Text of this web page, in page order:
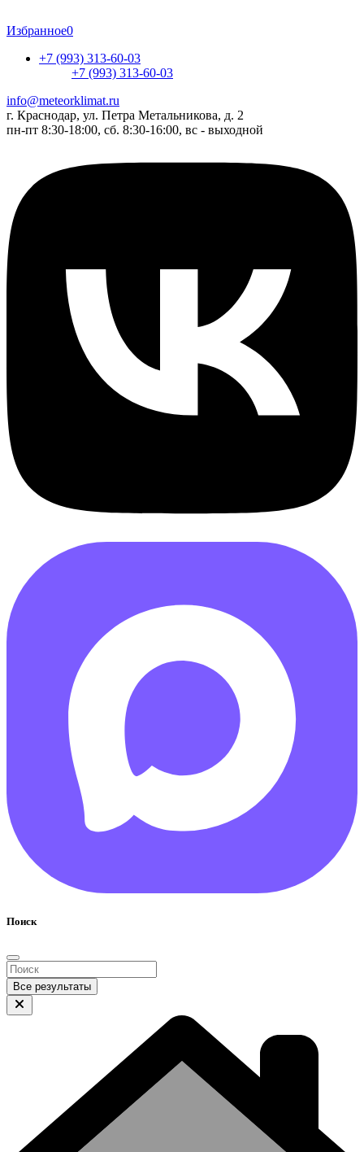
Избранное0
+7 (993) 313-60-03
+7 (993) 313-60-03
info@meteorklimat.ru
г. Краснодар, ул. Петра Метальникова, д. 2
пн-пт 8:30-18:00, сб. 8:30-16:00, вс - выходной
Поиск
Все результаты